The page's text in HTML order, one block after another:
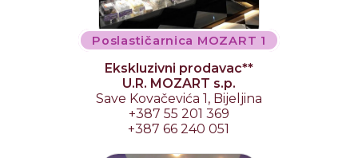
Poslastičarnica MOZART 1
Ekskluzivni prodavac**
U.R. MOZART s.p.
Save Kovačevića 1, Bijeljina
+387 55 201 369
+387 66 240 051